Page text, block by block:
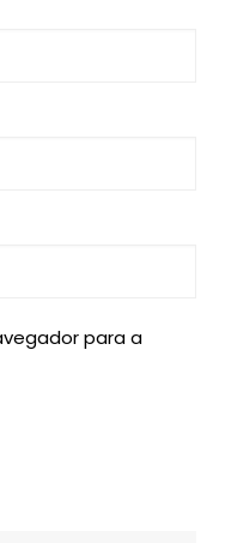
para a